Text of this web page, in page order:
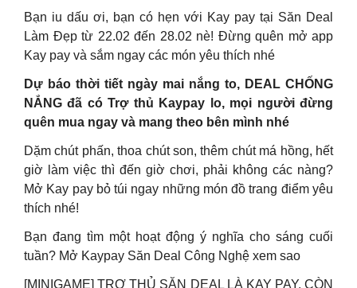
Bạn iu dấu ơi, bạn có hẹn với Kay pay tại Săn Deal
Làm Đẹp từ 22.02 đến 28.02 nè! Đừng quên mở app
Kay pay và sắm ngay các món yêu thích nhé
Dự báo thời tiết ngày mai nắng to, DEAL CHỐNG
NẮNG đã có Trợ thủ Kaypay lo, mọi người đừng
quên mua ngay và mang theo bên mình nhé
Dặm chút phấn, thoa chút son, thêm chút má hồng, hết
giờ làm việc thì đến giờ chơi, phải không các nàng?
Mở Kay pay bỏ túi ngay những món đồ trang điểm yêu
thích nhé!
Bạn đang tìm một hoạt động ý nghĩa cho sáng cuối
tuần? Mở Kaypay Săn Deal Công Nghệ xem sao
[MINIGAME] TRỢ THỦ SĂN DEAL LÀ KAY PAY, CÒN